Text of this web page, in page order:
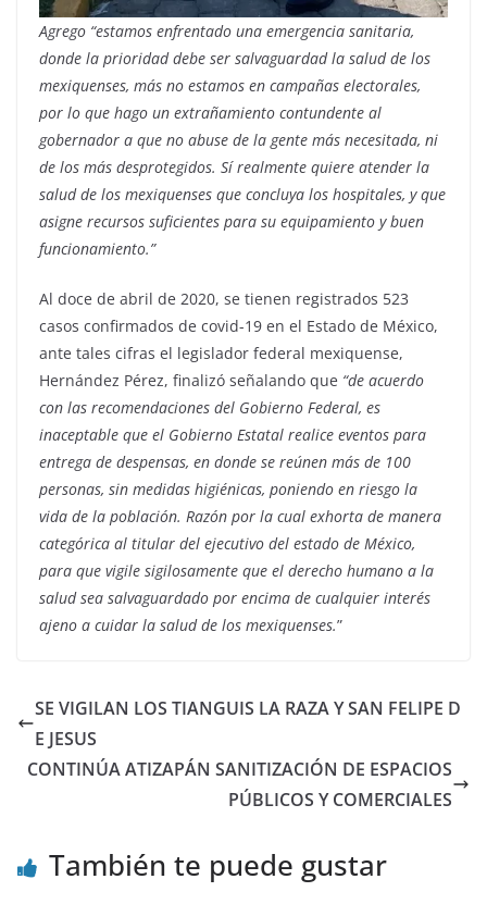
Agrego “estamos enfrentado una emergencia sanitaria,
donde la prioridad debe ser salvaguardad la salud de los
mexiquenses, más no estamos en campañas electorales,
por lo que hago un extrañamiento contundente al
gobernador a que no abuse de la gente más necesitada, ni
de los más desprotegidos. Sí realmente quiere atender la
salud de los mexiquenses que concluya los hospitales, y que
asigne recursos suficientes para su equipamiento y buen
funcionamiento.”
Al doce de abril de 2020, se tienen registrados 523
casos confirmados de covid-19 en el Estado de México,
ante tales cifras el legislador federal mexiquense,
Hernández Pérez, finalizó señalando que “de acuerdo
con las recomendaciones del Gobierno Federal, es
inaceptable que el Gobierno Estatal realice eventos para
entrega de despensas, en donde se reúnen más de 100
personas, sin medidas higiénicas, poniendo en riesgo la
vida de la población. Razón por la cual exhorta de manera
categórica al titular del ejecutivo del estado de México,
para que vigile sigilosamente que el derecho humano a la
salud sea salvaguardado por encima de cualquier interés
ajeno a cuidar la salud de los mexiquenses.”
SE VIGILAN LOS TIANGUIS LA RAZA Y SAN FELIPE D
E JESUS
CONTINÚA ATIZAPÁN SANITIZACIÓN DE ESPACIOS
PÚBLICOS Y COMERCIALES
También te puede gustar